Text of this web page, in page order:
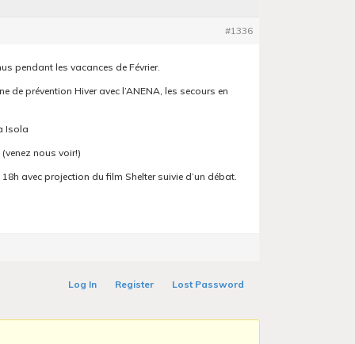
#1336
pendant les vacances de Février.
prévention Hiver avec l’ANENA, les secours en
Isola
nous voir!)
avec projection du film Shelter suivie d’un débat.
Log In Register
Lost Password